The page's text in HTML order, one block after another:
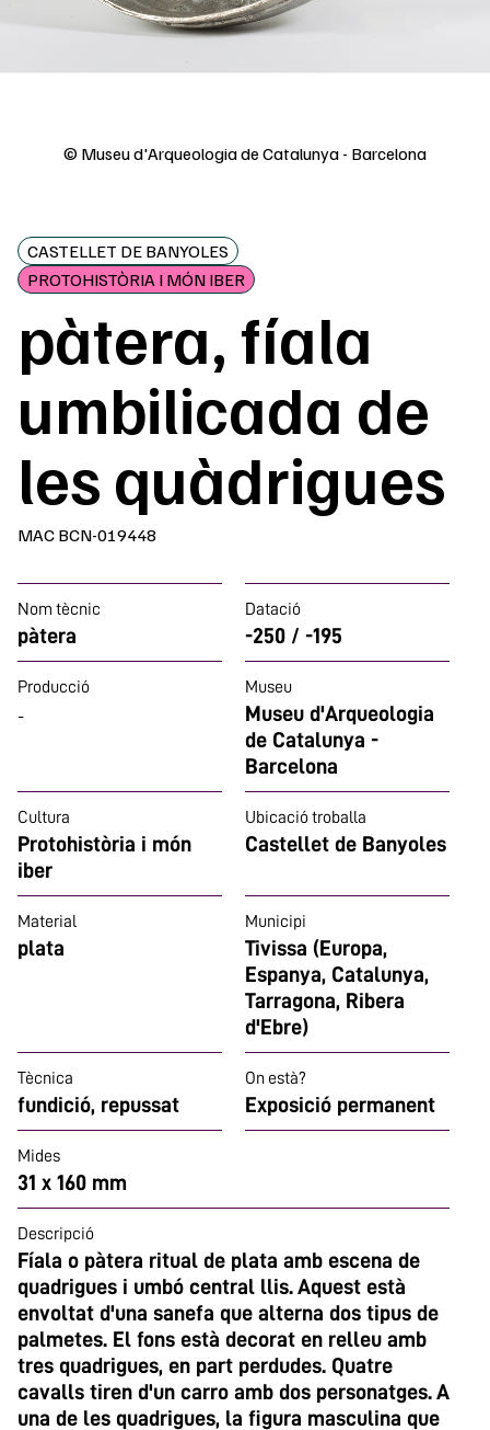
© Museu d'Arqueologia de Catalunya - Barcelona
CASTELLET DE BANYOLES
PROTOHISTÒRIA I MÓN IBER
pàtera, fíala
umbilicada de
les quàdrigues
MAC BCN-019448
Nom tècnic
pàtera
Datació
-250 / -195
Producció
-
Museu
Museu d'Arqueologia
de Catalunya -
Barcelona
Cultura
Protohistòria i món
iber
Ubicació troballa
Castellet de Banyoles
Material
plata
Municipi
Tivissa (Europa,
Espanya, Catalunya,
Tarragona, Ribera
d'Ebre)
Tècnica
fundició, repussat
On està?
Exposició permanent
Mides
31 x 160 mm
Descripció
Fíala o pàtera ritual de plata amb escena de
quadrigues i umbó central llis. Aquest està
envoltat d'una sanefa que alterna dos tipus de
palmetes. El fons està decorat en relleu amb
tres quadrigues, en part perdudes. Quatre
cavalls tiren d'un carro amb dos personatges. A
una de les quadrigues, la figura masculina que